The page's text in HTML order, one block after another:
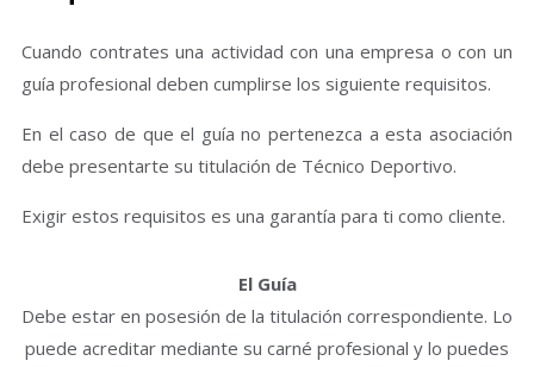
Cuando contrates una actividad con una empresa o con un
guía profesional deben cumplirse los siguiente requisitos.
En el caso de que el guía no pertenezca a esta asociación
debe presentarte su titulación de Técnico Deportivo.
Exigir estos requisitos es una garantía para ti como cliente.
El Guía
Debe estar en posesión de la titulación correspondiente. Lo
puede acreditar mediante su carné profesional y lo puedes